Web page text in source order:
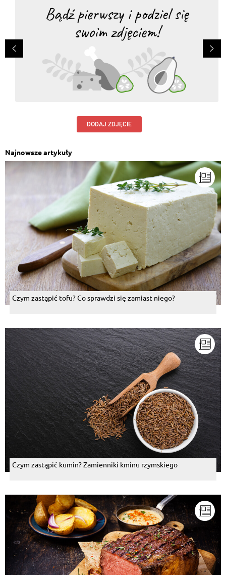
DODAJ ZDJĘCIE
Najnowsze artykuły
Czym zastąpić tofu? Co sprawdzi się zamiast niego?
Czym zastąpić kumin? Zamienniki kminu rzymskiego